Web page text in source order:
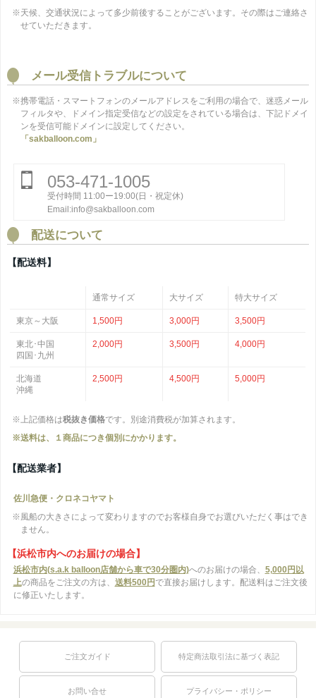
※天候、交通状況によって多少前後することがございます。その際はご連絡さ
せていただきます。
メール受信トラブルについて
※携帯電話・スマートフォンのメールアドレスをご利用の場合で、迷惑メール
フィルタや、ドメイン指定受信などの設定をされている場合は、下記ドメイ
ンを受信可能ドメインに設定してください。
「sakballoon.com」
053-471-1005
受付時間 11:00ー19:00(日・祝定休)
Email:info@sakballoon.com
配送について
【配送料】
通常サイズ 大サイズ 特大サイズ
東京～大阪 1,500円 3,000円 3,500円
東北･中国
四国･九州
2,000円 3,500円 4,000円
北海道
沖縄
2,500円 4,500円 5,000円
※上記価格は税抜き価格です。別途消費税が加算されます。
※送料は、１商品につき個別にかかります。
【配送業者】
佐川急便・クロネコヤマト
※風船の大きさによって変わりますのでお客様自身でお選びいただく事はでき
ません。
【浜松市内へのお届けの場合】
浜松市内(s.a.k balloon店舗から車で30分圏内)へのお届けの場合、 5,000円以
上の商品をご注文の方は、 送料500円 で直接お届けします。配送料はご注文後
に修正いたします。
ご注文ガイド 特定商法取引法に基づく表記
お問い合せ プライバシー・ポリシー